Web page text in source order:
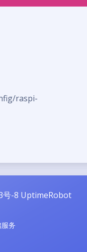
关闭 日落 暗化
raspi-
号-8 UptimeRobot
务